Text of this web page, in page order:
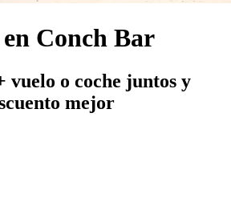
en Conch Bar
vuelo o coche juntos y
mejor